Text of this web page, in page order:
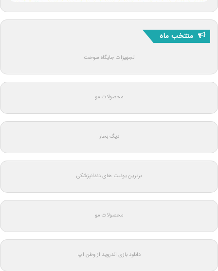
منتخب ماه
تجهیزات جایگاه سوخت
محصولات مو
دیگ بخار
برترین یونیت های دندانپزشکی
محصولات مو
دانلود بازی اندروید از وطن اپ